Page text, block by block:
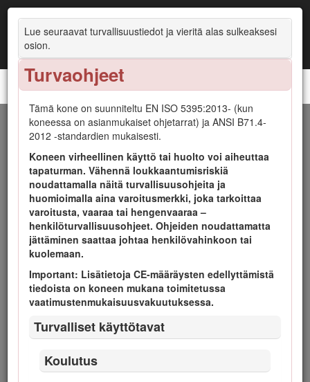
Lue seuraavat turvallisuustiedot ja vieritä alas sulkeaksesi
osion.
Turvaohjeet
Tämä kone on suunniteltu EN ISO 5395:2013- (kun
koneessa on asianmukaiset ohjetarrat) ja ANSI B71.4-
2012 -standardien mukaisesti.
Koneen virheellinen käyttö tai huolto voi aiheuttaa
tapaturman. Vähennä loukkaantumisriskiä
noudattamalla näitä turvallisuusohjeita ja
huomioimalla aina varoitusmerkki, joka tarkoittaa
varoitusta, vaaraa tai hengenvaaraa –
henkilöturvallisuusohjeet. Ohjeiden noudattamatta
jättäminen saattaa johtaa henkilövahinkoon tai
kuolemaan.
Important: Lisätietoja CE-määräysten edellyttämistä
tiedoista on koneen mukana toimitetussa
vaatimustenmukaisuusvakuutuksessa.
Turvalliset käyttötavat
Koulutus
Reelmaster® 3555- ja 3575-ajoyksiköt
Johdanto
Tämä kone on ajettava kelateräleikkuri, joka on tarkoitettu
ammattimaiseen kaupalliseen käyttöön. Se on tarkoitettu
pääasiassa puistojen, golfkenttien, urheilukenttien ja
kaupallisten kiinteistöjen viheralueiden ruohonleikkuuseen.
Sitä ei ole tarkoitettu pensaiden leikkuuseen tai ruohon tai
muun kasvuston leikkuuseen teiden varsilla eikä
maatalouskäyttöön.
huoltamaan laitetta asianmukaisesti sekä välttämään
tapaturmia ja tuotevaurioita. Olet itse vastuussa tuotteen
asianmukaisesta ja turvallisesta käytöstä.
Voit ottaa yhteyden Toroon suoraan osoitteessa
www.Toro.com, jos tarvitset tietoja tuotteista ja
lisävarusteista, lähimmästä jälleenmyyjästä tai jos haluat
rekisteröidä tuotteesi.